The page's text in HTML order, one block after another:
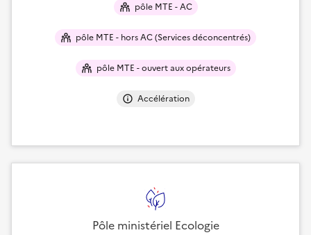
pôle MTE - AC
pôle MTE - hors AC (Services déconcentrés)
pôle MTE - ouvert aux opérateurs
Accélération
Pôle ministériel Ecologie